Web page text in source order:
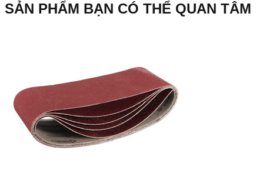
SẢN PHẨM BẠN CÓ THỂ QUAN TÂM